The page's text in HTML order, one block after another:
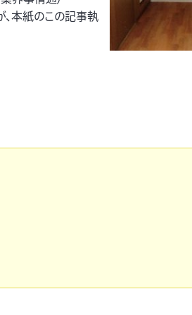
本紙のこの記事執